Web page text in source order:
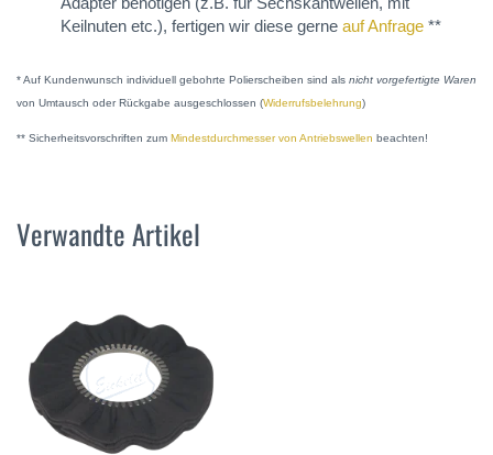
Keilnuten etc.), fertigen wir diese gerne auf Anfrage **
* Auf Kundenwunsch individuell gebohrte Polierscheiben sind als nicht vorgefertigte Waren
von Umtausch oder Rückgabe ausgeschlossen (Widerrufsbelehrung)
** Sicherheitsvorschriften zum Mindestdurchmesser von Antriebswellen beachten!
Verwandte Artikel